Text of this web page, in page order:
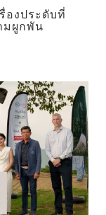
องประดับที่
มผูกพัน